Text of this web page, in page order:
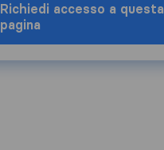
Richiedi accesso a questa
pagina